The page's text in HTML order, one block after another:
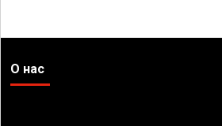
О нас